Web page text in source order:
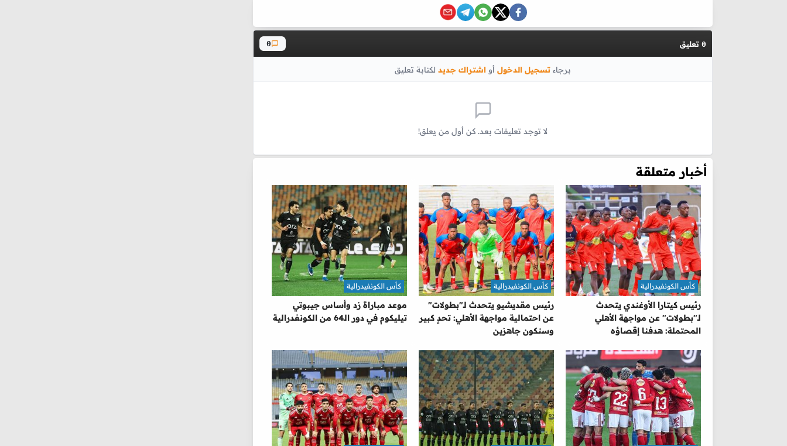
0 تعليق 0
برجاء تسجيل الدخول أو اشتراك جديد لكتابة تعليق
لا توجد تعليقات بعد. كن أول من يعلق!
أخبار متعلقة
رئيس كيتارا الأوغندي يتحدث
لـ"بطولات" عن مواجهة الأهلي
المحتملة: هدفنا إقصاؤه
كأس الكونفيدرالية
رئيس مقديشيو يتحدث لـ"بطولات"
عن احتمالية مواجهة الأهلي: تحدٍ كبير
وسنكون جاهزين
كأس الكونفيدرالية
موعد مباراة زد وأساس جيبوتي
تيليكوم في دور الـ64 من الكونفدرالية
كأس الكونفيدرالية